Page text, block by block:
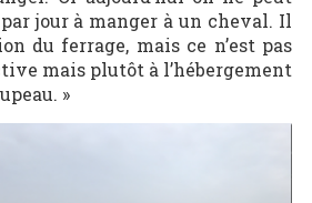
jour à manger à un cheval. Il
du ferrage, mais ce n’est pas
mais plutôt à l’hébergement
»